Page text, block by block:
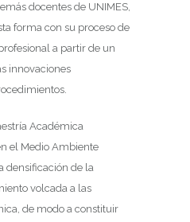
docentes de UNIMES,
forma con su proceso de
a partir de un
innovaciones
Académica
el Medio Ambiente
densificación de la
volcada a las
de modo a constituir